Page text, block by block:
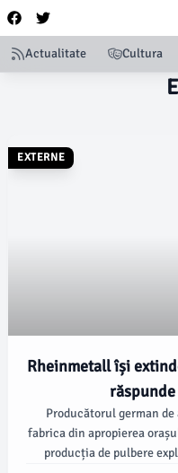
Actualitate Cultura
EXTERNE
Rheinmetall își
Producătorul german
fabrica din apropierea
producția de pulbere